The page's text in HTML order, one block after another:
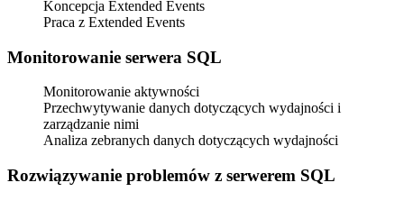
Koncepcja Extended Events
Praca z Extended Events
Monitorowanie serwera SQL
Monitorowanie aktywności
Przechwytywanie danych dotyczących wydajności i
zarządzanie nimi
Analiza zebranych danych dotyczących wydajności
Rozwiązywanie problemów z serwerem SQL